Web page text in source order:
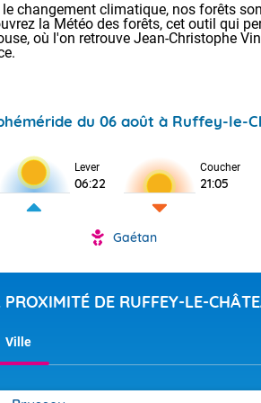
Pour la
Tendance
le changement climatique, nos forêts
la Météo des forêts, cet outil qui
où l'on retrouve Jean-Christophe
du 06 août à Ruffey-le-
Lever
06:22
Coucher
21:05
Gaétan
PROXIMITÉ DE RUFFEY-LE-
Ville
Voici les
28 Lyon :
: 27 Nancy :
31 Lille : 26
Demain :
Calme,
alors que la